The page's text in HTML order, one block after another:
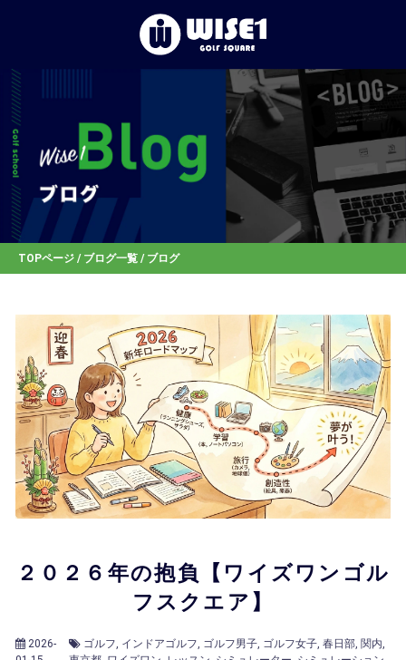
初めての⽅へ
体験レッスン
店舗一覧
お知らせ
会員様メニュー
採用情報
TOPページ / ブログ一覧 / ブログ
２０２６年の抱負【ワイズワンゴル
フスクエア】
2026-
ゴルフ インドアゴルフ ゴルフ男子 ゴルフ女子 春日部 関内